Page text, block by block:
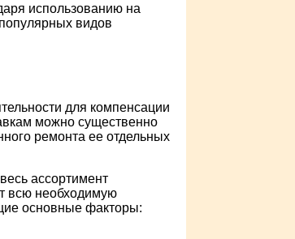
использованию на
видов
для компенсации
можно существенно
ремонта ее отдельных
ассортимент
всю необходимую
основные факторы: